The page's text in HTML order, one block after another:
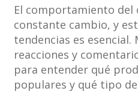
El comportamiento del
constante cambio, y
tendencias es esencial.
reacciones y
para entender qué
populares y qué tipo